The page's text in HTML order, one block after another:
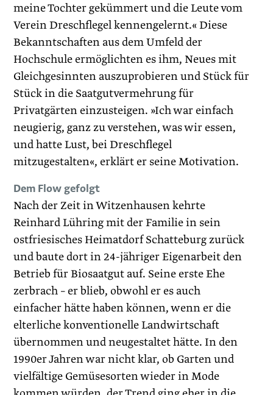
meine Tochter gekümmert und die Leute vom
Verein Dreschflegel kennengelernt.« Diese
Bekanntschaften aus dem Umfeld der
Hochschule ermöglichten es ihm, Neues mit
Gleichgesinnten auszuprobieren und Stück für
Stück in die Saatgutvermehrung für
Privatgärten einzusteigen. »Ich war einfach
neugierig, ganz zu verstehen, was wir essen,
und hatte Lust, bei Dreschflegel
mitzugestalten«, erklärt er seine Motivation.
Dem Flow gefolgt
Nach der Zeit in Witzenhausen kehrte
Reinhard Lühring mit der Familie in sein
ostfriesisches Heimatdorf Schatteburg zurück
und baute dort in 24-jähriger Eigenarbeit den
Betrieb für Biosaatgut auf. Seine erste Ehe
zerbrach – er blieb, obwohl er es auch
einfacher hätte haben können, wenn er die
elterliche konventionelle Landwirtschaft
übernommen und neugestaltet hätte. In den
1990er Jahren war nicht klar, ob Garten und
vielfältige Gemüsesorten wieder in Mode